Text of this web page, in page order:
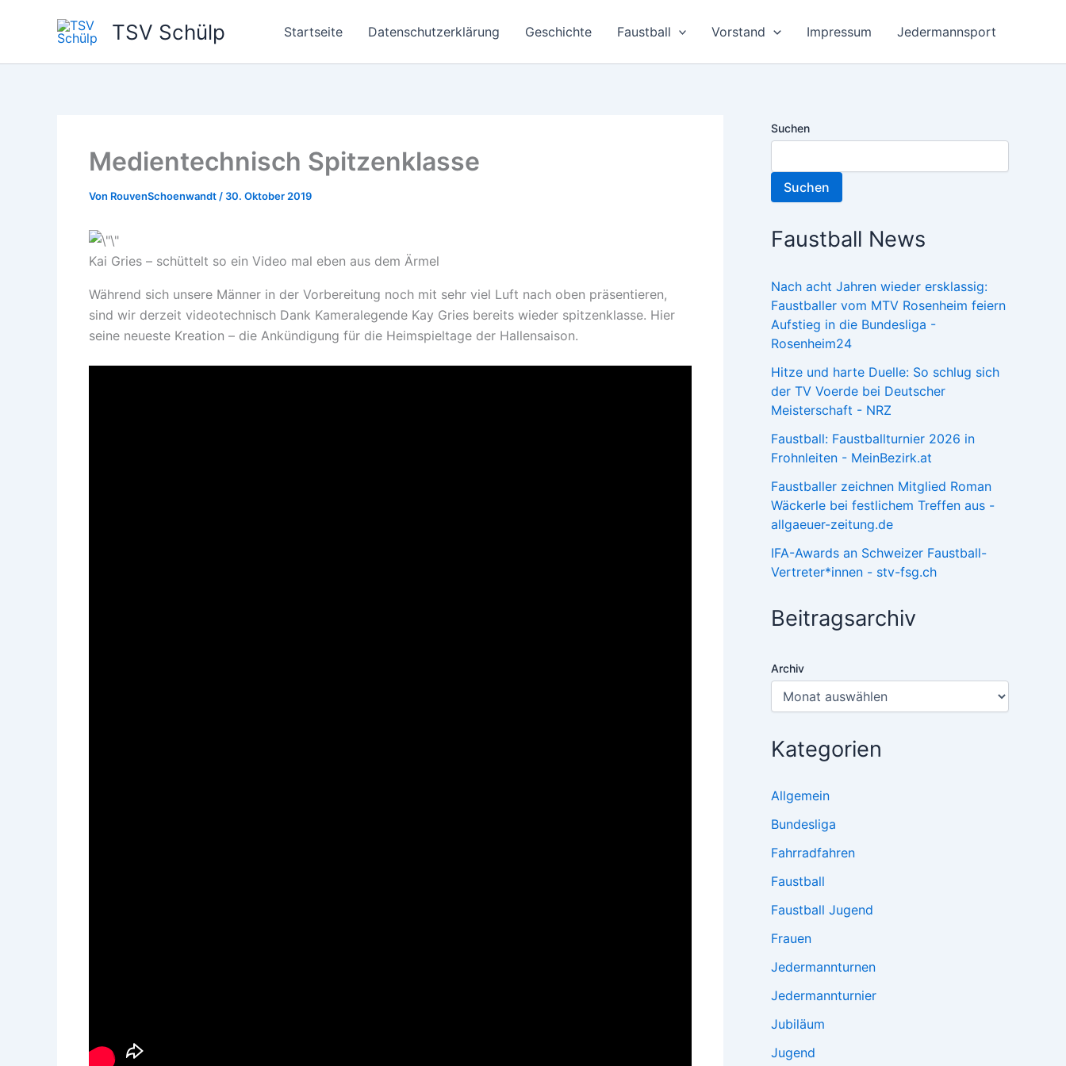
TSV Schülp Startseite Datenschutzerklärung Geschichte Faustball Vorstand Impressum Jedermannsport
Medientechnisch Spitzenklasse
Von RouvenSchoenwandt / 30. Oktober 2019
Kai Gries – schüttelt so ein Video mal eben aus dem Ärmel
Während sich unsere Männer in der Vorbereitung noch mit sehr viel Luft nach oben präsentieren,
sind wir derzeit videotechnisch Dank Kameralegende Kay Gries bereits wieder spitzenklasse. Hier
seine neueste Kreation – die Ankündigung für die Heimspieltage der Hallensaison.
Suchen
Suchen
Faustball News
Nach acht Jahren wieder ersklassig:
Faustballer vom MTV Rosenheim feiern
Aufstieg in die Bundesliga -
Rosenheim24
Hitze und harte Duelle: So schlug sich
der TV Voerde bei Deutscher
Meisterschaft - NRZ
Faustball: Faustballturnier 2026 in
Frohnleiten - MeinBezirk.at
Faustballer zeichnen Mitglied Roman
Wäckerle bei festlichem Treffen aus -
allgaeuer-zeitung.de
IFA-Awards an Schweizer Faustball-
Vertreter*innen - stv-fsg.ch
Beitragsarchiv
Archiv
Kategorien
Allgemein
Bundesliga
Fahrradfahren
Faustball
Faustball Jugend
Frauen
Jedermannturnen
Jedermannturnier
Jubiläum
Jugend